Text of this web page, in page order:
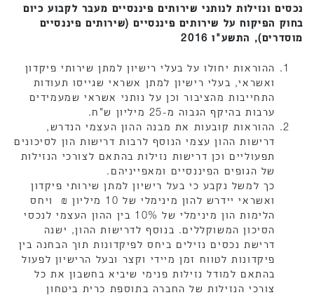
נכסים ונזילות לנותני שירותים פיננסיים מעבר לקבוע כיום
בחוק הפיקוח על שירותים פיננסיים (שירותים פיננסיים
מוסדרים), התשע"ו 2016
ההוראות יחולו על בעלי רישיון למתן שירותי פיקדון
ואשראי, בעלי רישיון למתן אשראי שגייסו תעודות
התחייבות מהציבור וכן על נותני אשראי שמעמידים
ערבות בהיקף הגבוה מ-25 מיליון ש"ח.
ההוראות קובעות את מבנה ההון העצמי הנדרש,
דרישות ההון עצמי הנוסף לרבות דרישות הון לסיכונים
תפעוליים וכן דרישות נזילות בהתאם לצורכי הנזילות
של הגופים הפיננסיים ומאפייניהם.
כך למשל נקבע כי בעל רישיון למתן שירותי פיקדון
ואשראי יידרש להון מינימלי של 10 מיליון ₪ ויחס
הלימות הון מינימלי של 10% בין ההון העצמי לנכסי
הסיכון המשוקללים. בנוסף לדרישות ההון, ישנה
דרישת נכסים נזילים ביחס לפיקדונות תוך הבחנה בין
פיקדונות לטווח זמן מיידי וקצר ובעל הרישיון לפעול
בהתאם למודל נזילות פנימי שיביא בחשבון את כל
צורכי הנזילות של החברה בתוספת כרית ביטחון